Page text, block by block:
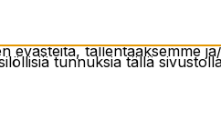
tallentaaksemme
tunnuksia tällä